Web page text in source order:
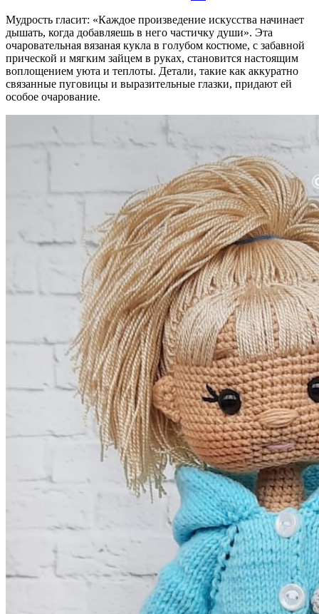
Мудрость гласит: «Каждое произведение искусства начинает
дышать, когда добавляешь в него частичку души». Эта
очаровательная вязаная кукла в голубом костюме, с забавной
прической и мягким зайцем в руках, становится настоящим
воплощением уюта и теплоты. Детали, такие как аккуратно
связанные пуговицы и выразительные глазки, придают ей
особое очарование.